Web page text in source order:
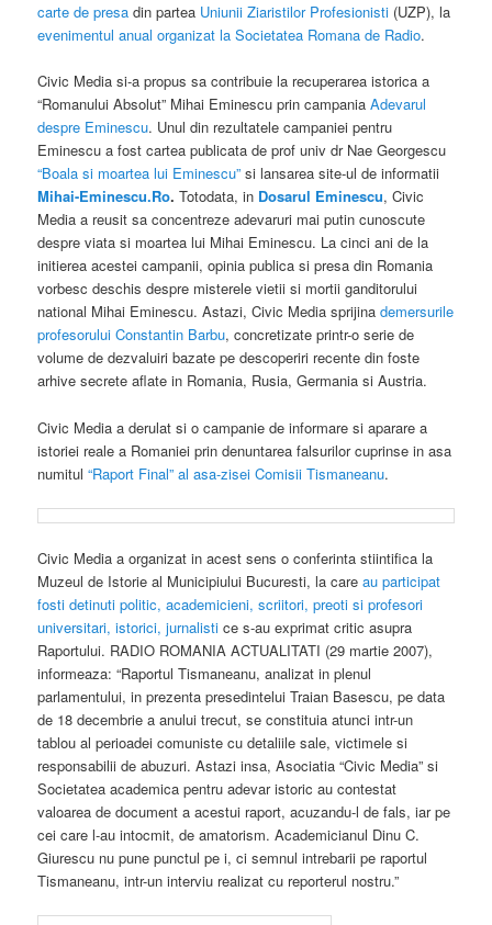
carte de presadin partea Uniunii Ziaristilor Profesionisti (UZP), la
evenimentul anual organizat la Societatea Romana de Radio.
Civic Media si-a propus sa contribuie la recuperarea istorica a
“Romanului Absolut” Mihai Eminescu prin campaniaAdevarul
despre Eminescu. Unul din rezultatele campaniei pentru
Eminescu a fost cartea publicata de prof univ dr Nae Georgescu
“Boala si moartea lui Eminescu” si lansarea site-ul de informatii
Mihai-Eminescu.Ro.Totodata, in Dosarul Eminescu, Civic
Media a reusit sa concentreze adevaruri mai putin cunoscute
despre viata si moartea lui Mihai Eminescu. La cinci ani de la
initierea acestei campanii, opinia publica si presa din Romania
vorbesc deschis despre misterele vietii si mortii ganditorului
national Mihai Eminescu. Astazi, Civic Media sprijinademersurile
profesorului Constantin Barbu, concretizate printr-o serie de
volume de dezvaluiri bazate pe descoperiri recente din foste
arhive secrete aflate in Romania, Rusia, Germania si Austria.
Civic Media a derulat si o campanie de informare si aparare a
istoriei reale a Romaniei prin denuntarea falsurilor cuprinse in asa
numitul“Raport Final” al asa-zisei Comisii Tismaneanu.
Civic Media a organizat in acest sens o conferinta stiintifica la
Muzeul de Istorie al Municipiului Bucuresti, la careau participat
fosti detinuti politic, academicieni, scriitori, preoti si profesori
universitari, istorici, jurnalisti ce s-au exprimat critic asupra
Raportului. RADIO ROMANIA ACTUALITATI (29 martie 2007),
informeaza: “Raportul Tismaneanu, analizat in plenul
parlamentului, in prezenta presedintelui Traian Basescu, pe data
de 18 decembrie a anului trecut, se constituia atunci intr-un
tablou al perioadei comuniste cu detaliile sale, victimele si
responsabilii de abuzuri. Astazi insa, Asociatia “Civic Media” si
Societatea academica pentru adevar istoric au contestat
valoarea de document a acestui raport, acuzandu-l de fals, iar pe
cei care l-au intocmit, de amatorism. Academicianul Dinu C.
Giurescu nu pune punctul pe i, ci semnul intrebarii pe raportul
Tismaneanu, intr-un interviu realizat cu reporterul nostru.”